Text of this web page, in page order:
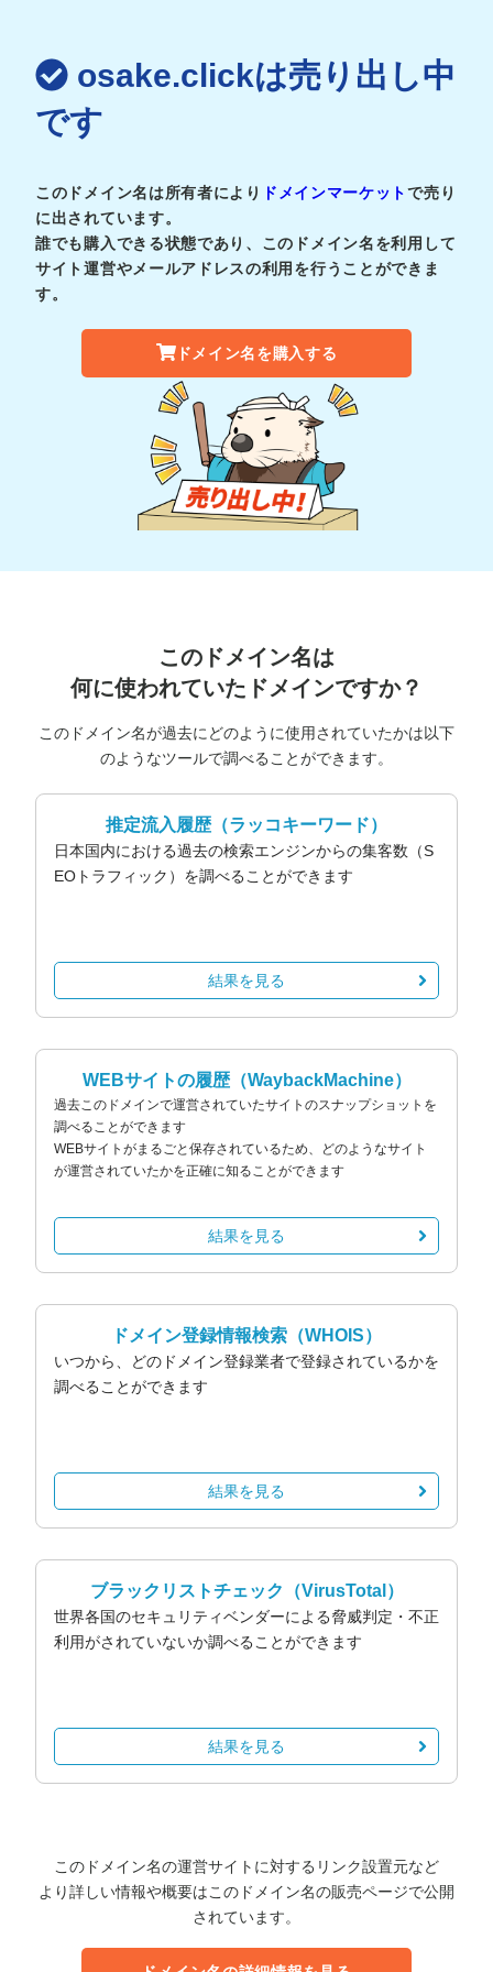
osake.clickは売り出し中
です
このドメイン名は所有者により ドメインマーケットで売り
に出されています。
誰でも購入できる状態であり、このドメイン名を利用して
サイト運営やメールアドレスの利用を行うことができま
す。
ドメイン名を購入する
このドメイン名は
何に使われていたドメインですか？
このドメイン名が過去にどのように使用されていたかは以下
のようなツールで調べることができます。
推定流入履歴（ラッコキーワード）
日本国内における過去の検索エンジンからの集客数（S
EOトラフィック）を調べることができます
結果を見る
WEBサイトの履歴（WaybackMachine）
過去このドメインで運営されていたサイトのスナップショットを
調べることができます
WEBサイトがまるごと保存されているため、どのようなサイト
が運営されていたかを正確に知ることができます
結果を見る
ドメイン登録情報検索 （WHOIS）
いつから、どのドメイン登録業者で登録されているかを
調べることができます
結果を見る
ブラックリストチェック （VirusTotal）
世界各国のセキュリティベンダーによる脅威判定・不正
利用がされていないか調べることができます
結果を見る
このドメイン名の運営サイトに対するリンク設置元など
より詳しい情報や概要はこのドメイン名の販売ページで公開
されています。